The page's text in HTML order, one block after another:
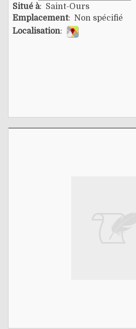
Situé à: Saint-Ours
Emplacement: Non spécifié
Localisation: